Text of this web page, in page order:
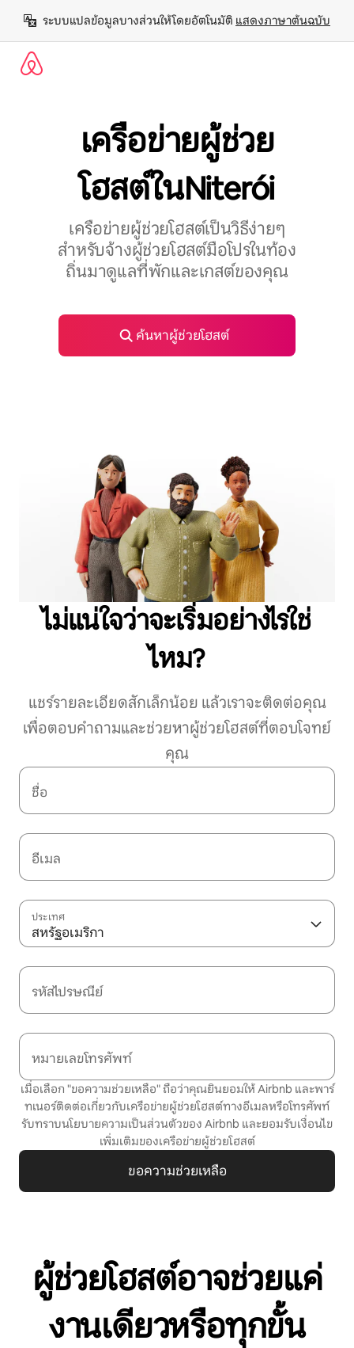
ยัง
เนื้อหา
ระบบแปลข้อมูลบางส่วนให้โดยอัตโนมัติ แสดงภาษาต้นฉบับ
เครือข่ายผู้ช่วย
โฮสต์ในNiterói
เครือข่ายผู้ช่วยโฮสต์เป็นวิธีง่ายๆ
สำหรับจ้างผู้ช่วยโฮสต์มือโปรในท้อง
ถิ่นมาดูแลที่พักและเกสต์ของคุณ
ค้นหาผู้ช่วยโฮสต์
ไม่แน่ใจว่าจะเริ่มอย่างไรใช่
ไหม?
แชร์รายละเอียดสักเล็กน้อย แล้วเราจะติดต่อคุณ
เพื่อตอบคำถามและช่วยหาผู้ช่วยโฮสต์ที่ตอบโจทย์
คุณ
ชื่อ
อีเมล
ประเทศ
สหรัฐอเมริกา
รหัสไปรษณีย์
หมายเลขโทรศัพท์
เมื่อเลือก "ขอความช่วยเหลือ" ถือว่าคุณยินยอมให้ Airbnb และพาร์
ทเนอร์ติดต่อเกี่ยวกับเครือข่ายผู้ช่วยโฮสต์ทางอีเมลหรือโทรศัพท์
รับทราบนโยบายความเป็นส่วนตัวของ Airbnb และยอมรับเงื่อนไข
เพิ่มเติมของเครือข่ายผู้ช่วยโฮสต์
ขอความช่วยเหลือ
ผู้ช่วยโฮสต์อาจช่วยแค่
งานเดียวหรือทุกขั้น